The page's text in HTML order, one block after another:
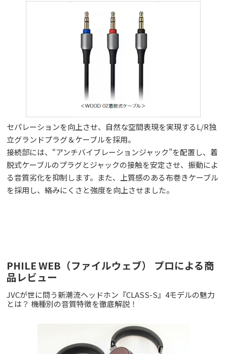
セパレーションを向上させ、自然な空間表現を実現するL/R独
立グランドプラグ＆ケーブルを採用。
接続部には、“アンチバイブレーションジャック”を配置し、着
脱式ケーブルのプラグとジャックの接触を安定させ、振動によ
る音質劣化を抑制します。また、上質感のある布巻きケーブル
を採用し、絡みにくさと強度を向上させました。
PHILE WEB（ファイルウェブ） プロによる商
品レビュー
JVCが世に問う新潮流ヘッドホン『CLASS-S』4モデルの魅力
とは？ 機種別の音質特徴を徹底解説！